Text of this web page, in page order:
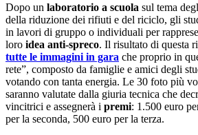
Dopo un laboratorio a scuola sul tema
della riduzione dei rifiuti e del riciclo, gli
in lavori di gruppo o individuali per
loro idea anti-spreco. Il risultato di questa
tutte le immagini in gara che proprio in
rete”, composto da famiglie e amici degli
votando con tanta energia. Le 30 foto più
saranno valutate dalla giuria tecnica che
vincitrici e assegnerà i premi: 1.500 euro
per la seconda, 500 euro per la terza.